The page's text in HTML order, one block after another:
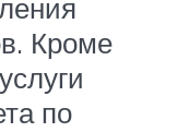
Кроме
по